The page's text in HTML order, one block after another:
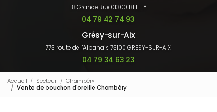
18 Grande Rue 01300 BELLEY
04 79 42 74 93
Grésy-sur-Aix
773 route de l’Albanais 73100 GRESY-SUR-AIX
04 79 34 63 23
Accueil Secteur
Chambéry
Vente de bouchon d'oreille Chambéry